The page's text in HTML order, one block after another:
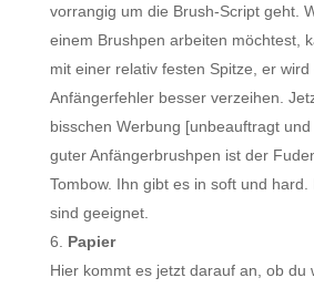
vorrangig um die Brush-Script geht.
einem Brushpen arbeiten möchtest,
mit einer relativ festen Spitze, er wird
Anfängerfehler besser verzeihen.
bisschen Werbung [unbeauftragt
guter Anfängerbrushpen ist der
Tombow. Ihn gibt es in soft und hard.
sind geeignet.
Papier
Hier kommt es jetzt darauf an, ob du